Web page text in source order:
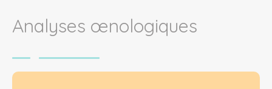
Analyses œnologiques